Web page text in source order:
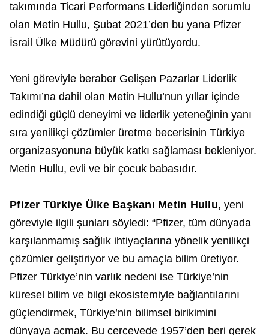
takımında Ticari Performans Liderliğinden sorumlu
olan Metin Hullu, Şubat 2021’den bu yana Pfizer
İsrail Ülke Müdürü görevini yürütüyordu.
Yeni göreviyle beraber Gelişen Pazarlar Liderlik
Takımı’na dahil olan Metin Hullu’nun yıllar içinde
edindiği güçlü deneyimi ve liderlik yeteneğinin yanı
sıra yenilikçi çözümler üretme becerisinin Türkiye
organizasyonuna büyük katkı sağlaması bekleniyor.
Metin Hullu, evli ve bir çocuk babasıdır.
Pfizer Türkiye Ülke Başkanı Metin Hullu, yeni
göreviyle ilgili şunları söyledi: “Pfizer, tüm dünyada
karşılanmamış sağlık ihtiyaçlarına yönelik yenilikçi
çözümler geliştiriyor ve bu amaçla bilim üretiyor.
Pfizer Türkiye’nin varlık nedeni ise Türkiye’nin
küresel bilim ve bilgi ekosistemiyle bağlantılarını
güçlendirmek, Türkiye’nin bilimsel birikimini
dünyaya açmak. Bu çerçevede 1957’den beri gerek